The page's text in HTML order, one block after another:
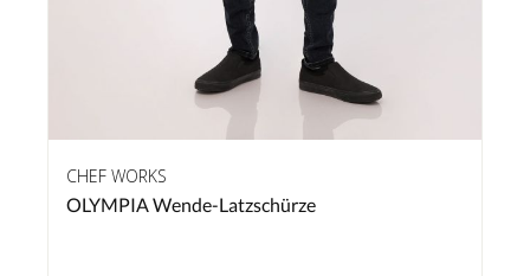
CHEF WORKS
OLYMPIA Wende-Latzschürze